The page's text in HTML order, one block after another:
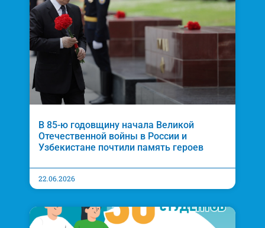
В 85-ю годовщину начала Великой
Отечественной войны в России и
Узбекистане почтили память героев
22.06.2026